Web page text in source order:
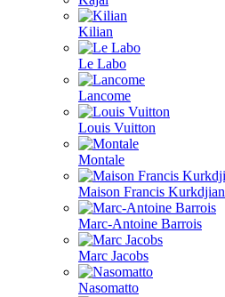
Kilian
Le Labo
Lancome
Louis Vuitton
Montale
Maison Francis Kurkdjian
Marc-Antoine Barrois
Marc Jacobs
Nasomatto